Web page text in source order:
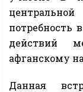
потребность
действий
афганскому
Данная